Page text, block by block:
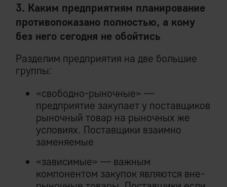
3. Каким предприятиям планирование
противопоказано полностью, а кому
без него сегодня не обойтись
Разделим предприятия на две большие
группы:
«свободно-рыночные» —
предприятие закупает у поставщиков
рыночный товар на рыночных же
условиях. Поставщики взаимно
заменяемые
«зависимые» — важным
компонентом закупок являются вне-